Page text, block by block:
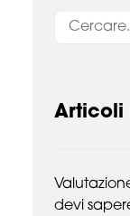
Articoli
devi